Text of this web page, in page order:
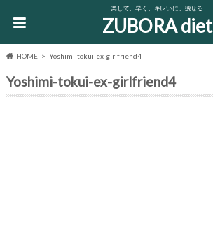
楽して、早く、キレいに、痩せる
ZUBORA diet
HOME Yoshimi-tokui-ex-girlfriend4
Yoshimi-tokui-ex-girlfriend4